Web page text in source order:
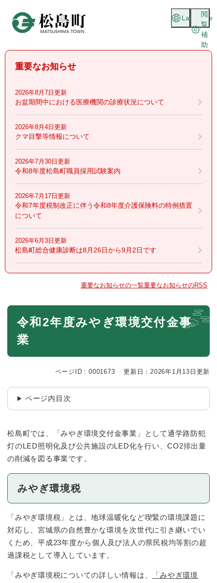
頭
閲
覧
補
助
Language
重要なお知らせ
2026年8月7日更新
お盆期間中における医療機関の診療状況について
2026年8月4日更新
クマ目撃等情報について
2026年7月30日更新
令和8年度松島町職員採用試験案内
2026年7月17日更新
令和7年度税制改正に伴う令和8年度介護保険料の特例措置
について
2026年6月3日更新
松島町総合健康診断は8月26日から9月2日です
重要なお知らせの一覧重要なお知らせのRSS
本
令和2年度みやぎ環境交付金事
業
ページID：0001673 更新日：2026年1月13日更新
ページ内目次
松島町では、「みやぎ環境交付金事業」として通学路防犯
灯のLED照明化及び公共施設のLED化を行い、CO2排出量
の削減を図る事業です。
みやぎ環境税
「みやぎ環境税」とは、地球温暖化など喫緊の環境課題に
対応し、宮城県の自然豊かな環境を次世代に引き継いでい
くため、平成23年度から個人及び法人の県民税均等割の超
過課税として導入しています。
「みやぎ環境税についての詳しい情報は、
「みやぎ環境